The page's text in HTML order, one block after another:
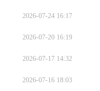
2026-07-24 16:17
2026-07-20 16:19
2026-07-17 14:32
2026-07-16 18:03